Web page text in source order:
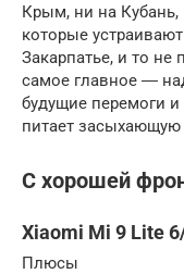
Крым, ни на
которые
Закарпатье, и то не
самое главное ―
будущие перемоги
питает засыхающую
С хорошей
Xiaomi Mi 9 Lite
Плюсы